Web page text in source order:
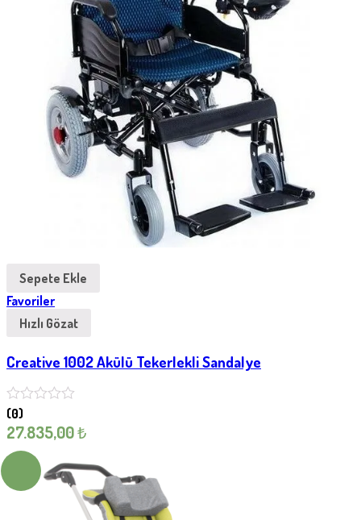
Sepete Ekle
Favoriler
Hızlı Gözat
Creative 1002 Akülü Tekerlekli Sandalye
(0)
27.835,00₺